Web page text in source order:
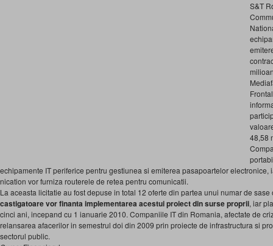
S&T
48,58
echipamente IT periferice pentru gestiunea si emiterea pasa­poar­telor
nication vor furniza routerele de retea pentru comunicatii.
La aceasta licitatie au fost depuse in total 12 oferte din partea unui numar de
castigatoare vor finanta implementarea acestui pro­iect din surse proprii, iar
cinci ani, incepand cu 1 ianuarie 2010. Companiile IT din Ro­ma­nia, afectate de
relansarea afacerilor in se­mestrul doi din 2009 prin proiecte de infras­tructura si
sectorul public.